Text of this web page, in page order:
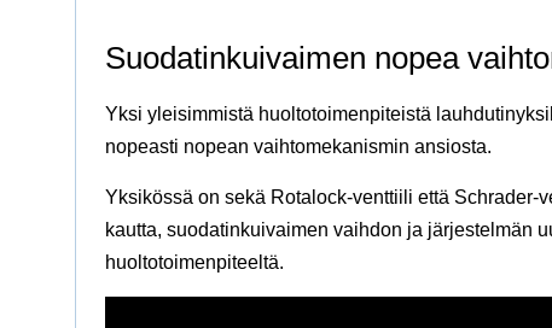
Suodatinkuivaimen nopea
Yksi yleisimmistä huoltotoimenpiteistä
nopeasti nopean vaihtomekanismin ansiosta.
Yksikössä on sekä Rotalock-venttiili että
kautta, suodatinkuivaimen vaihdon ja järjestelmän
huoltotoimenpiteeltä.